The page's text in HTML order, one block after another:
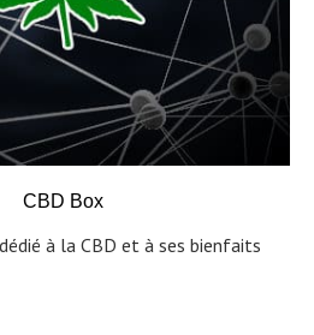
CBD Box
à la CBD et à ses bienfaits